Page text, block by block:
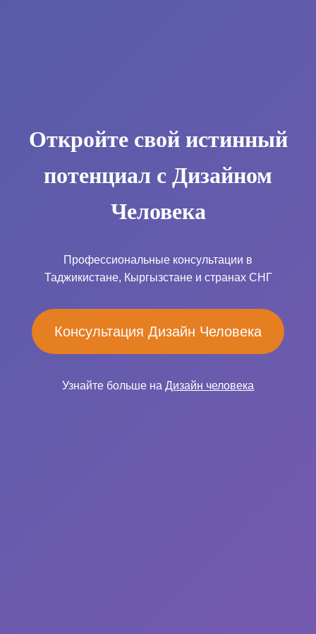
Откройте свой истинный
потенциал с Дизайном
Человека
Профессиональные консультации в
Таджикистане, Кыргызстане и странах СНГ
Консультация Дизайн Человека
Узнайте больше на Дизайн человека